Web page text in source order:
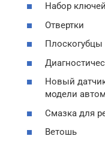
Набор
Отвертки
Плоскогубцы
Новый
модели
Смазка для
Ветошь